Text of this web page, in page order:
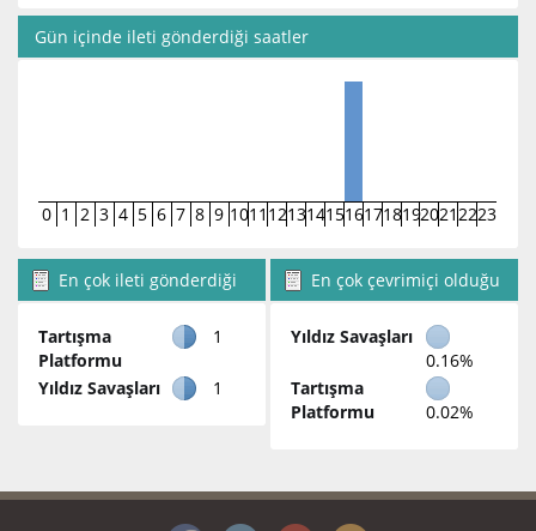
Gün içinde ileti gönderdiği saatler
0 1 2 3 4 5 6 7 8 9 1011 12131415161718192021 2223
En çok ileti gönderdiği
Tartışma
Platformu
1
Yıldız Savaşları 1
En çok çevrimiçi olduğu
Yıldız Savaşları
0.16%
Tartışma
Platformu
0.02%